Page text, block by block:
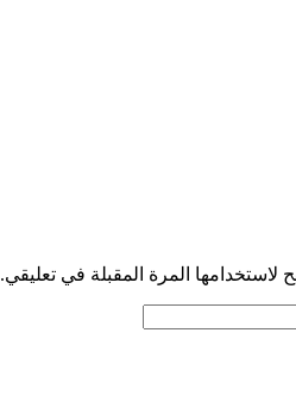
لاستخدامها المرة المقبلة في تعليقي.